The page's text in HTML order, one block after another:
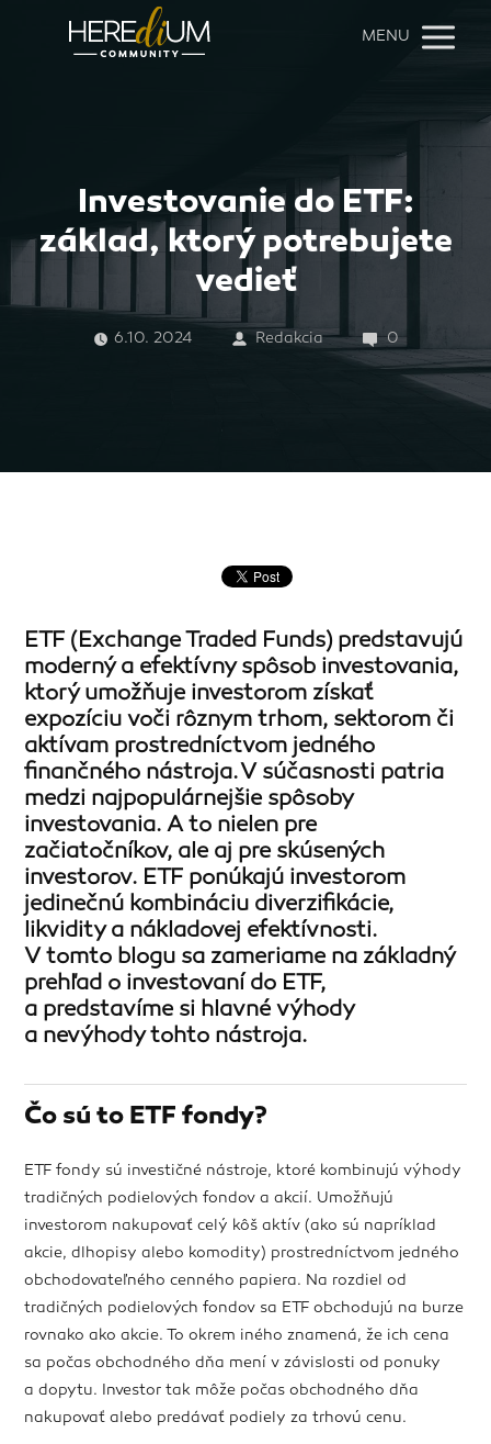
MENU
Investovanie do ETF:
základ, ktorý potrebujete
vedieť
6.10. 2024 Redakcia 0
ETF (Exchange Traded Funds) predstavujú
moderný a efektívny spôsob investovania,
ktorý umožňuje investorom získať
expozíciu voči rôznym trhom, sektorom či
aktívam prostredníctvom jedného
finančného nástroja. V súčasnosti patria
medzi najpopulárnejšie spôsoby
investovania. A to nielen pre
začiatočníkov, ale aj pre skúsených
investorov. ETF ponúkajú investorom
jedinečnú kombináciu diverzifikácie,
likvidity a nákladovej efektívnosti.
V tomto blogu sa zameriame na základný
prehľad o investovaní do ETF,
a predstavíme si hlavné výhody
a nevýhody tohto nástroja.
Čo sú to ETF fondy?
ETF fondy sú investičné nástroje, ktoré kombinujú výhody
tradičných podielových fondov a akcií. Umožňujú
investorom nakupovať celý kôš aktív (ako sú napríklad
akcie, dlhopisy alebo komodity) prostredníctvom jedného
obchodovateľného cenného papiera. Na rozdiel od
tradičných podielových fondov sa ETF obchodujú na burze
rovnako ako akcie. To okrem iného znamená, že ich cena
sa počas obchodného dňa mení v závislosti od ponuky
a dopytu. Investor tak môže počas obchodného dňa
nakupovať alebo predávať podiely za trhovú cenu.